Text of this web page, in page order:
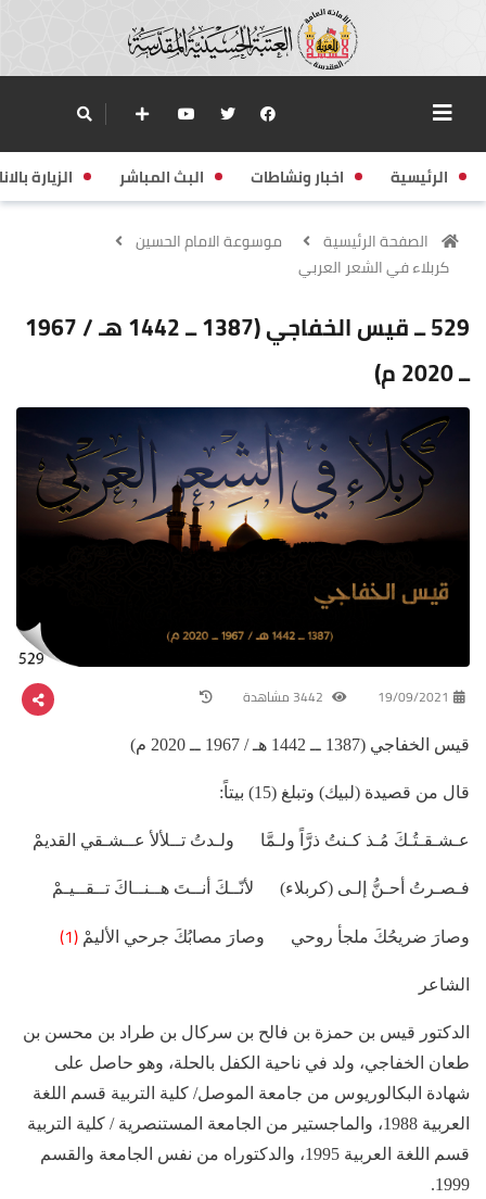
الرئيسية اخبار ونشاطات البث المباشر الزيارة
الصفحة الرئيسية
موسوعة الامام الحسين
كربلاء في الشعر العربي
529 ــ قيس الخفاجي (1387 ــ 1442 هـ / 1967
ــ 2020 م)
19/09/2021
قيس الخفاجي (1387 ــ 1442 هـ / 1967 ــ 2020 م)
قال من قصيدة (لبيك) وتبلغ (15) بيتاً:
عـشـقـتُـكَ مُـذ كـنتُ ذرَّاً ولـمَّا ولـدتُ تــلألأ عــشـقي القديمْ
فـصـرتُ أحـنُّ إلـى (كربلاء) لأنّــكَ أنــتَ هــنــاكَ تــقــيـمْ
وصارَ ضريحُكَ ملجأ روحي وصارَ مصابُكَ جرحي الأليمْ (1)
الشاعر
الدكتور قيس بن حمزة بن فالح بن سركال بن طراد بن محسن بن
طعان الخفاجي، ولد في ناحية الكفل بالحلة، وهو حاصل على
شهادة البكالوريوس من جامعة الموصل/ كلية التربية قسم اللغة
العربية 1988، والماجستير من الجامعة المستنصرية / كلية التربية
قسم اللغة العربية 1995، والدكتوراه من نفس الجامعة والقسم
1999.